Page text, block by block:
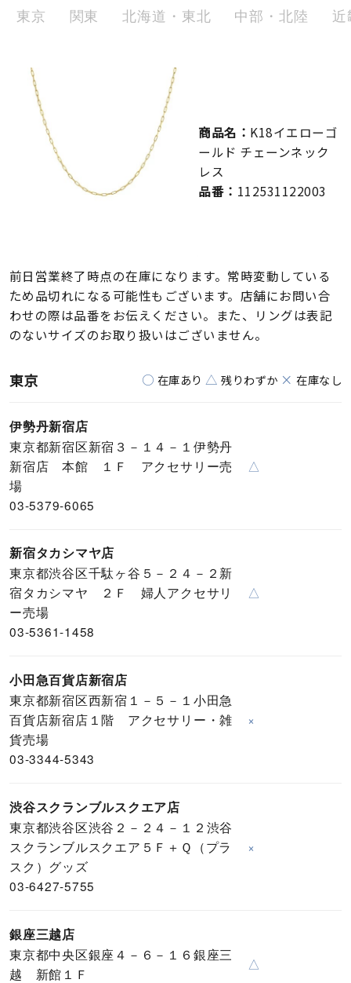
リングサイズ
在庫ありのみ
東京 関東 北海道・東北 中部・北陸 近
商品名： K18イエローゴ
ールド チェーンネック
レス
品番： 112531122003
前日営業終了時点の在庫になります。常時変動している
ため品切れになる可能性もございます。店舗にお問い合
わせの際は品番をお伝えください。また、リングは表記
のないサイズのお取り扱いはございません。
○ 在庫あり △ 残りわずか × 在庫なし
東京
伊勢丹新宿店
東京都新宿区新宿３－１４－１伊勢丹
新宿店 本館 １Ｆ アクセサリー売
場
03-5379-6065
△
新宿タカシマヤ店
東京都渋谷区千駄ヶ谷５－２４－２新
宿タカシマヤ ２Ｆ 婦人アクセサリ
ー売場
03-5361-1458
△
小田急百貨店新宿店
東京都新宿区西新宿１－５－１小田急
百貨店新宿店１階 アクセサリー・雑
貨売場
03-3344-5343
×
渋谷スクランブルスクエア店
東京都渋谷区渋谷２－２４－１２渋谷
スクランブルスクエア５Ｆ＋Ｑ（プラ
スク）グッズ
03-6427-5755
×
銀座三越店
東京都中央区銀座４－６－１６銀座三
越 新館１Ｆ
△